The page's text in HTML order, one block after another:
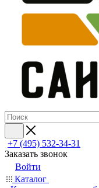
+7 (495) 532‑34‑31
Заказать звонок
Войти
Каталог